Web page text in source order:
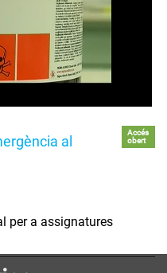
al
Accés
obert
per a assignatures